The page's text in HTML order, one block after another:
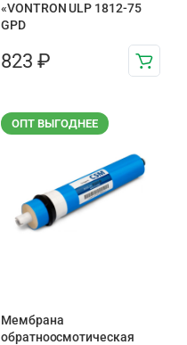
«VONTRON ULP 1812-75
GPD
823 ₽
ОПТ ВЫГОДНЕЕ
Мембрана
обратноосмотическая